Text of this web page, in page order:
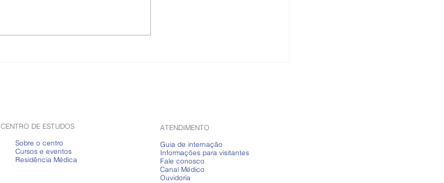
CENTRO DE ESTUDOS
Sobre o centro
Cursos e eventos
Residência Médica
ATENDIMENTO
Guia de internação
Informações para visitantes
Fale conosco
Canal Médico
Ouvidoria